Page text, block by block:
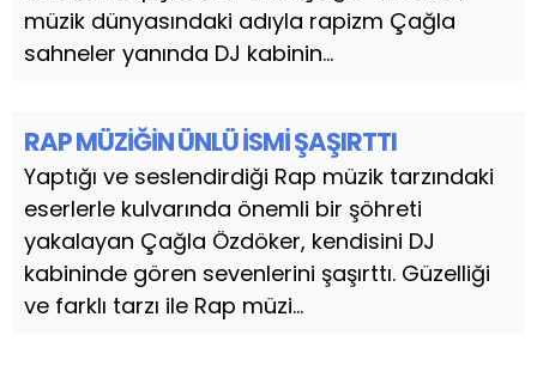
müzik dünyasındaki adıyla rapizm Çağla
sahneler yanında DJ kabinin...
RAP MÜZİĞİN ÜNLÜ İSMİ ŞAŞIRTTI
Yaptığı ve seslendirdiği Rap müzik tarzındaki
eserlerle kulvarında önemli bir şöhreti
yakalayan Çağla Özdöker, kendisini DJ
kabininde gören sevenlerini şaşırttı. Güzelliği
ve farklı tarzı ile Rap müzi...